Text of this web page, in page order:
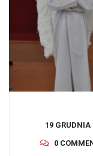
19 GRUDNIA
0